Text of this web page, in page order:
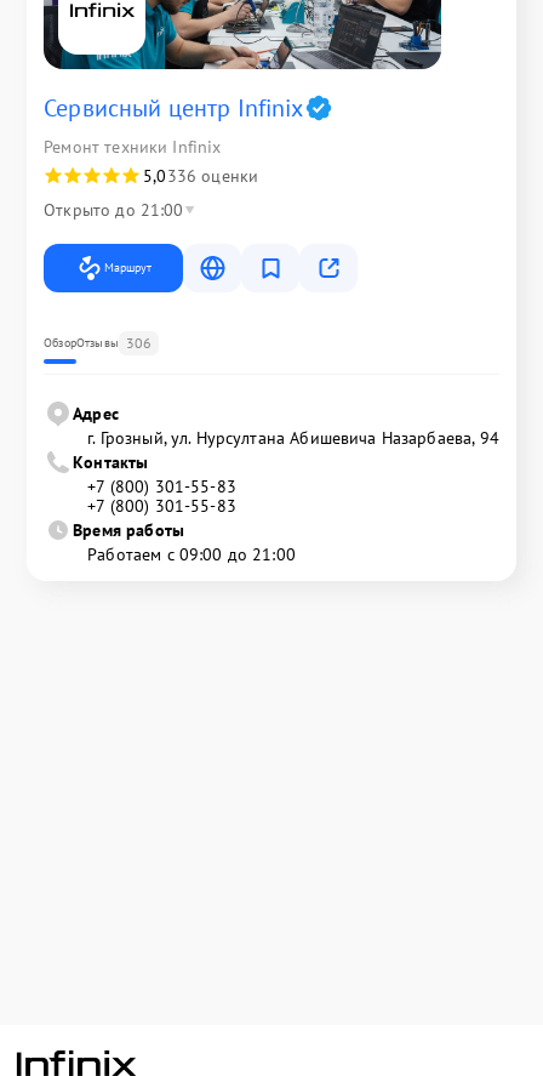
Сервисный центр Infinix
Ремонт техники Infinix
5,0336 оценки
Открыто до 21:00
Маршрут
ОбзорОтзывы 306
Адрес
г. Грозный, ул. Нурсултана Абишевича Назарбаева, 94
Контакты
+7 (800) 301-55-83
+7 (800) 301-55-83
Время работы
Работаем с 09:00 до 21:00